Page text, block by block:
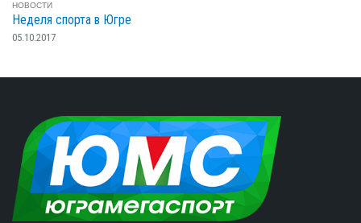
НОВОСТИ
Неделя спорта в Югре
05.10.2017